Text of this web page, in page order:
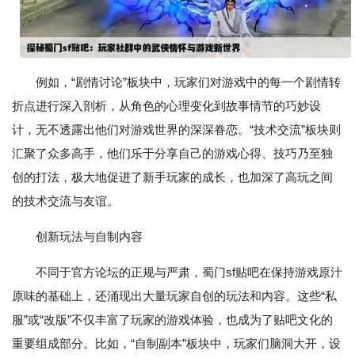
例如，“剧情讨论”板块中，玩家们对游戏中的每一个剧情转
折点进行深入剖析，从角色的心理变化到故事情节的巧妙设
计，无不透露出他们对游戏世界的深深眷恋。“技术交流”板块则
汇聚了众多高手，他们乐于分享自己的游戏心得、技巧乃至独
创的打法，极大地促进了新手玩家的成长，也加深了高玩之间
的技术交流与友谊。
创新玩法与自制内容
不同于官方论坛的正规与严肃，蜀门sf贴吧在保持游戏原汁
原味的基础上，还涌现出大量玩家自创的玩法和内容。这些“私
服”或“改版”不仅丰富了玩家的游戏体验，也成为了贴吧文化的
重要组成部分。比如，“自制副本”板块中，玩家们脑洞大开，设